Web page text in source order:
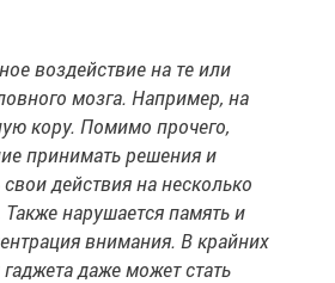
воздействие на те или
мозга. Например, на
кору. Помимо прочего,
принимать решения и
действия на несколько
нарушается память и
внимания. В крайних
даже может стать